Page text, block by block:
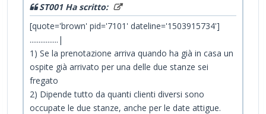
ST001 Ha scritto:
[quote='brown' pid='7101' dateline='1503915734']
................|
1) Se la prenotazione arriva quando ha già in casa un
ospite già arrivato per una delle due stanze sei
fregato
2) Dipende tutto da quanti clienti diversi sono
occupate le due stanze, anche per le date attigue.